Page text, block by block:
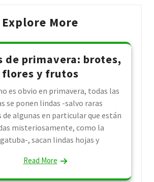
Explore More
de primavera: brotes,
flores y frutos
es obvio en primavera, todas las
se ponen lindas -salvo raras
de algunas en particular que están
misteriosamente, como la
, sacan lindas hojas y
Read More